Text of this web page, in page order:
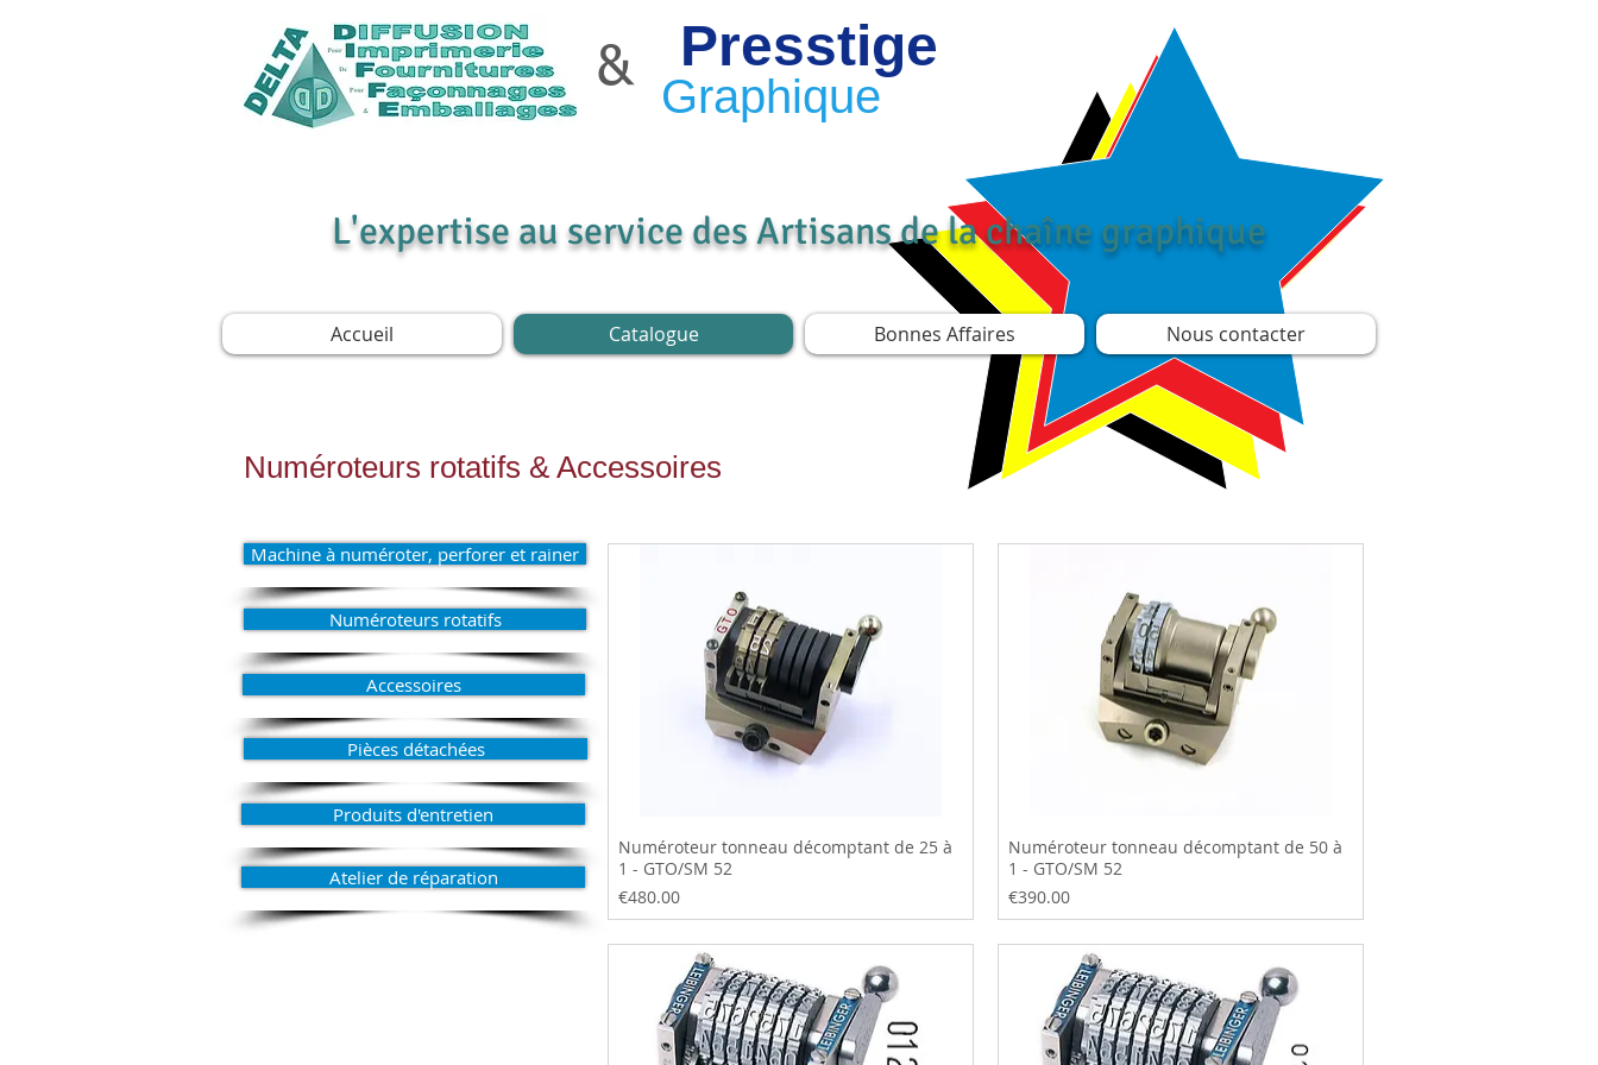
& Presstige
Graphique
L'expertise au service des Artisans de la chaîne graphique
Accueil Catalogue Bonnes Affaires Nous contacter
Numéroteurs rotatifs & Accessoires
Machine à numéroter, perforer et rainer
Numéroteurs rotatifs
Accessoires
Pièces détachées
Produits d'entretien
Atelier de réparation
Numéroteur tonneau décomptant de 25 à
1 - GTO/SM 52
Price
€480.00
Numéroteur tonneau décomptant de 50 à
1 - GTO/SM 52
Price
€390.00